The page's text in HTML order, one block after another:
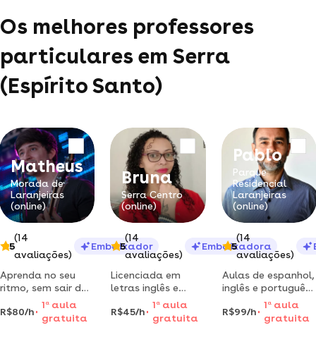
Os melhores professores
particulares em Serra
(Espírito Santo)
Matheus
Morada de
Laranjeiras
(online)
5
(14
avaliações)
Embaixador
Aprenda no seu
ritmo, sem sair de
casa e com
suporte total.
cronograma
R$80/h
1 aaula
gratuita
Bruna
Serra Centro
(online)
5
(14
avaliações)
Embaixadora
Licenciada em
letras inglês e
apaixonada pelo
ensino de idiomas!
aulas online .
R$45/h
1 a aula
gratuita
Pablo
Parque
Residencial
Laranjeiras
(online)
5
(14
avaliações)
Aulas de espanhol,
inglês e português
para estrangeiros.
professor chileno
com mais de 20
R$99/h
1 aaula
gratuita